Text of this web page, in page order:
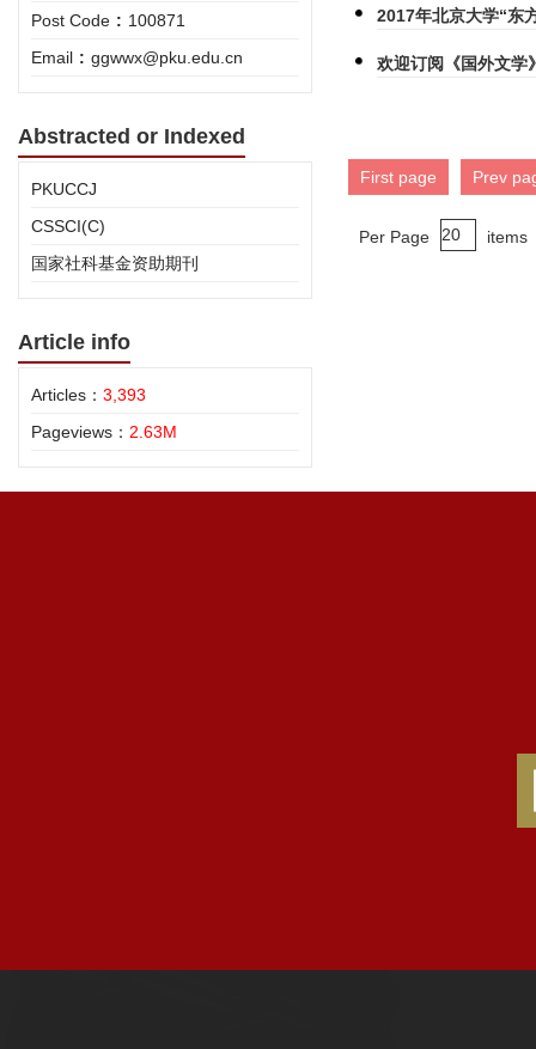
Post Code : 100871
Email : ggwwx@pku.edu.cn
Abstracted or Indexed
PKUCCJ
CSSCI(C)
国家社科基金资助期刊
Article info
Articles： 3,393
Pageviews： 2.63M
2017年北京大学“东
欢迎订阅《国外文学
First page Prev
Per Page items